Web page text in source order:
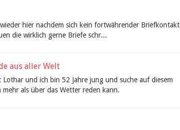
hier nachdem sich kein fortwährender Briefkontakt
die wirklich gerne Briefe schr...
aus aller Welt
Lothar und ich bin 52 Jahre jung und suche auf diesem
als über das Wetter reden kann.